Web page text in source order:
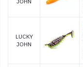
LUCKY
JOHN